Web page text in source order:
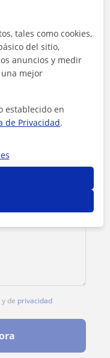
15 €/h
y de privacidad
tales como cookies,
del sitio,
anuncios y medir
mejor
establecido en
de Privacidad.